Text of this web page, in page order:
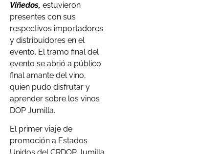
Viñedos, estuvieron
presentes con sus
respectivos importadores
y distribuidores en el
evento. El tramo final del
evento se abrió a público
final amante del vino,
quien pudo disfrutar y
aprender sobre los vinos
DOP Jumilla.
El primer viaje de
promoción a Estados